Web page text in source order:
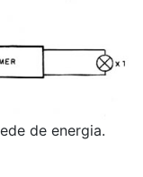
de energia.